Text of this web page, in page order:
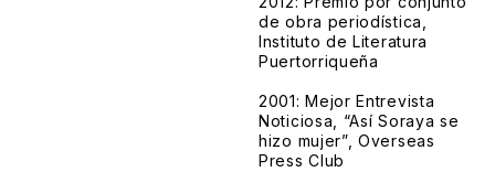
de obra periodística,
Instituto de Literatura
Puertorriqueña
2001: Mejor Entrevista
Noticiosa, “Así Soraya se
hizo mujer”, Overseas
Press Club